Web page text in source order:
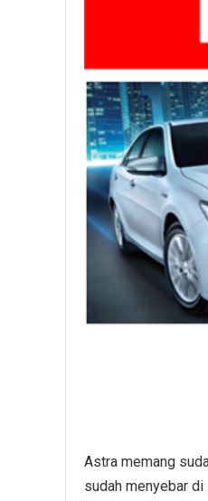
Astra memang
sudah menyebar